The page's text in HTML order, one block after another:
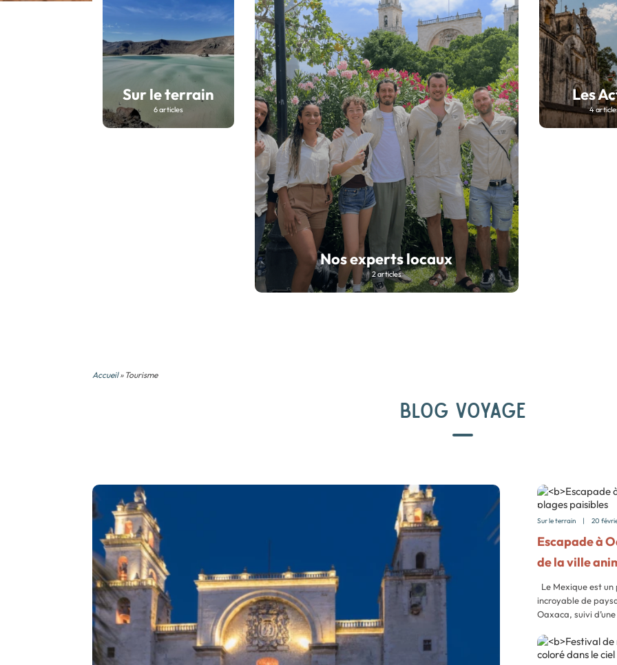
Sur le terrain
6 articles
Nos experts locaux
2 articles
Les
4
Accueil» Tourisme
BLOG VOYAGE
Sur le terrain | 20
Escapade à
de la ville
Le Mexique est
incroyable de
Oaxaca, suivi